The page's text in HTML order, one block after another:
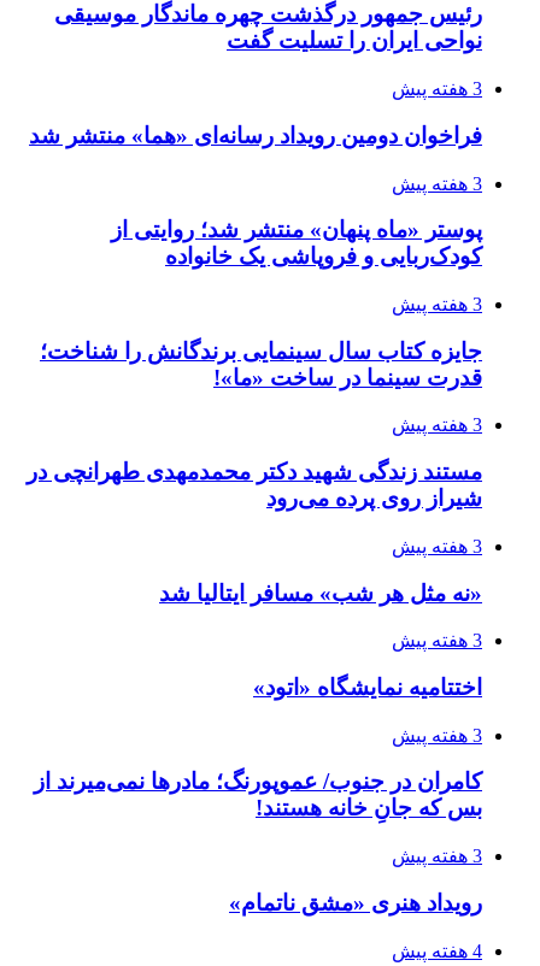
رئیس جمهور درگذشت چهره ماندگار موسیقی
نواحی ایران را تسلیت گفت
3 هفته پیش
فراخوان دومین رویداد رسانه‌ای «هما» منتشر شد
3 هفته پیش
پوستر «ماه پنهان» منتشر شد؛ روایتی از
کودک‌ربایی و فروپاشی یک خانواده
3 هفته پیش
جایزه کتاب سال سینمایی برندگانش را شناخت؛
قدرت سینما در ساخت «ما»!
3 هفته پیش
مستند زندگی شهید دکتر محمدمهدی طهرانچی در
شیراز روی پرده می‌رود
3 هفته پیش
«نه مثل هر شب» مسافر ایتالیا شد
3 هفته پیش
اختتامیه نمایشگاه «اتود»
3 هفته پیش
کامران در جنوب/ عموپورنگ؛ مادرها نمی‌میرند از
بس که جانِ خانه هستند!
3 هفته پیش
رویداد هنری «مشق ناتمام»
4 هفته پیش